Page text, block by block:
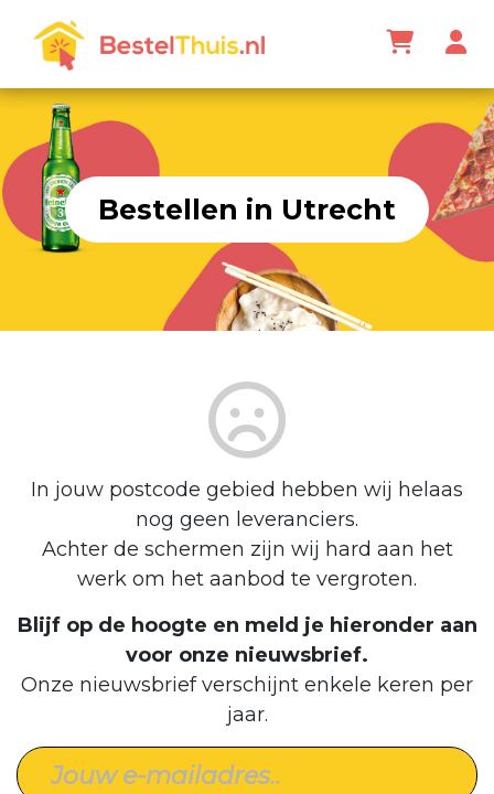
Bestellen in Utrecht
In jouw postcode gebied hebben wij helaas
nog geen leveranciers.
Achter de schermen zijn wij hard aan het
werk om het aanbod te vergroten.
Blijf op de hoogte en meld je hieronder aan
voor onze nieuwsbrief.
Onze nieuwsbrief verschijnt enkele keren per
jaar.